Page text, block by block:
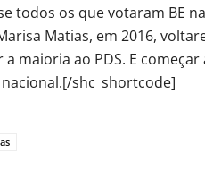
todos os que votaram BE
Matias, em 2016,
maioria ao PDS. E
shc_shortcode]